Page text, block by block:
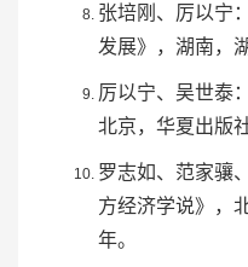
张培刚、厉以宁
发展》，湖南，
厉以宁、 吴世泰
北京， 华夏出版
罗志如、 范家骧
方经济学说》，
年。